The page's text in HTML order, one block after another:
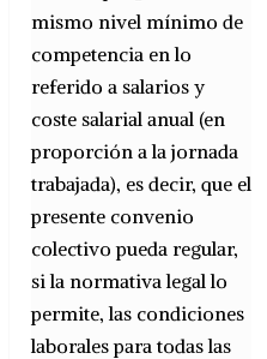
mismo nivel mínimo de
competencia en lo
referido a salarios y
coste salarial anual (en
proporción a la jornada
trabajada), es decir, que el
presente convenio
colectivo pueda regular,
si la normativa legal lo
permite, las condiciones
laborales para todas las